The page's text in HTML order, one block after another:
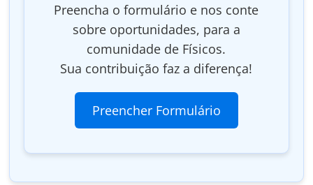
Preencha o formulário e nos conte
sobre oportunidades, para a
comunidade de Físicos.
Sua contribuição faz a diferença!
Preencher Formulário